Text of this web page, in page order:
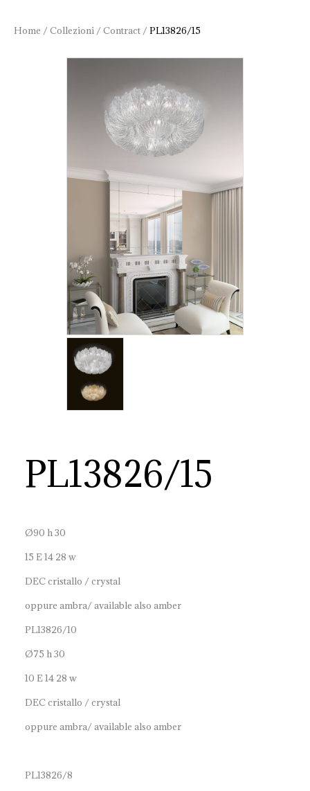
Home /Collezioni /Contract /PL13826/15
PL13826/15
Ø90 h 30
15 E 14 28 w
DEC cristallo / crystal
oppure ambra/ available also amber
PL13826/10
Ø75 h 30
10 E 14 28 w
DEC cristallo / crystal
oppure ambra/ available also amber
PL13826/8